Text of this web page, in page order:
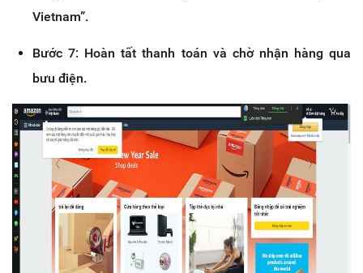
Vietnam”.
Bước 7: Hoàn tất thanh toán và chờ nhận hàng qua
bưu điện.